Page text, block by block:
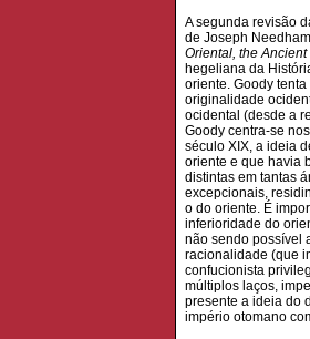
A segunda revisão
de Joseph
Oriental, the
hegeliana da
oriente. Goody
originalidade
ocidental (desde a
Goody centra-se
século XIX, a ideia
oriente e que havia
distintas em tantas
excepcionais,
o do oriente. É
inferioridade do
não sendo possível
racionalidade (que
confucionista
múltiplos laços,
presente a ideia do
império otomano